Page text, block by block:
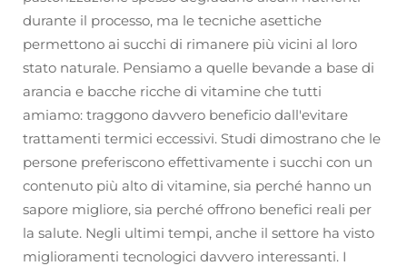
durante il processo, ma le tecniche asettiche
permettono ai succhi di rimanere più vicini al loro
stato naturale. Pensiamo a quelle bevande a base di
arancia e bacche ricche di vitamine che tutti
amiamo: traggono davvero beneficio dall'evitare
trattamenti termici eccessivi. Studi dimostrano che le
persone preferiscono effettivamente i succhi con un
contenuto più alto di vitamine, sia perché hanno un
sapore migliore, sia perché offrono benefici reali per
la salute. Negli ultimi tempi, anche il settore ha visto
miglioramenti tecnologici davvero interessanti. I